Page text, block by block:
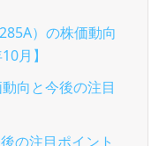
）の株価動向
月】
向と今後の注目
の注目ポイント